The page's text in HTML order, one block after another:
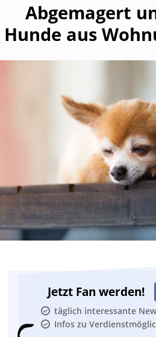
Abgemagert
Hunde aus
Jetzt Fan werden!
täglich interessante
Infos zu